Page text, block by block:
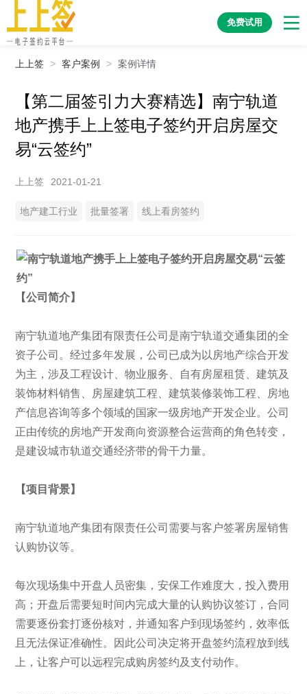
免费试用
上上签 > 客户案例 > 案例详情
【第二届签引力大赛精选】南宁轨道
地产携手上上签电子签约开启房屋交
易“云签约”
上上签 2021-01-21
地产建工行业 批量签署 线上看房签约
【公司简介】
南宁轨道地产集团有限责任公司是南宁轨道交通集团的全
资子公司。经过多年发展，公司已成为以房地产综合开发
为主，涉及工程设计、物业服务、自有房屋租赁、建筑及
装饰材料销售、房屋建筑工程、建筑装修装饰工程、房地
产信息咨询等多个领域的国家一级房地产开发企业。公司
正由传统的房地产开发商向资源整合运营商的角色转变，
是建设城市轨道交通经济带的骨干力量。
【项目背景】
南宁轨道地产集团有限责任公司需要与客户签署房屋销售
认购协议等。
每次现场集中开盘人员密集，安保工作难度大，投入费用
高；开盘后需要短时间内完成大量的认购协议签订，合同
需要逐份套打逐份核对，并通知客户到现场签约，效率低
且无法保证准确性。因此公司决定将开盘签约流程放到线
上，让客户可以远程完成购房签约及支付动作。